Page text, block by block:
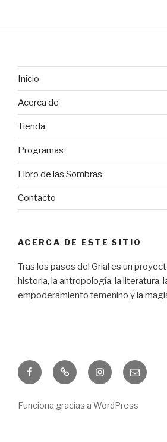
Inicio
Acerca de
Tienda
Programas
Libro de las Sombras
Contacto
ACERCA DE ESTE SITIO
Tras los pasos del Grial es un
historia, la antropología, la literatura,
empoderamiento femenino y la
FacebookFreebie InstagramCorreo
Funciona gracias a WordPress